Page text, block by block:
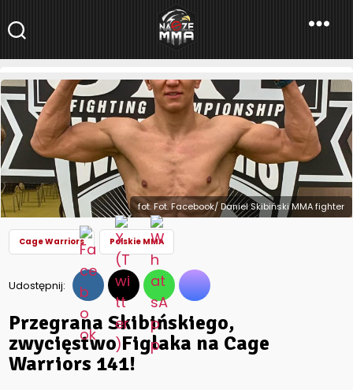
NaszeMMA
NaszeMMA.pl»Aktualności»Świat»Cage Warriors»Przegrana
Skibińskiego, zwycięstwo Figlaka na Cage Warriors 141!
fot. Fot. Facebook/ Daniel Skibiński MMA fighter
Cage Warriors Polskie MMA
Udostępnij:
Przegrana Skibińskiego,
zwycięstwo Figlaka na Cage
Warriors 141!